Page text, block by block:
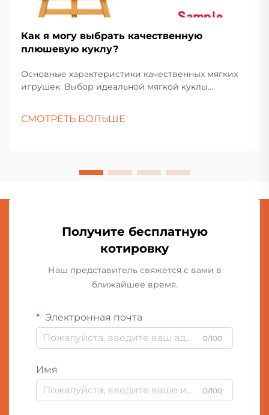
Как я могу выбрать качественную
плюшевую куклу?
Основные характеристики качественных мягких
игрушек. Выбор идеальной мягкой куклы
игрушки занимают особое место как в детских
СМОТРЕТЬ БОЛЬШЕ
Получите бесплатную
котировку
Наш представитель свяжется с вами в
ближайшее время.
Электронная почта
0/100
Имя
0/100